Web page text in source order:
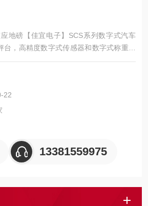
地磅【佳宜电子】SCS系列数字式汽车
，高精度数字式传感器和数字式称重控
术极大的提升了电子汽车衡的品质，使其
远。
22
13381559975